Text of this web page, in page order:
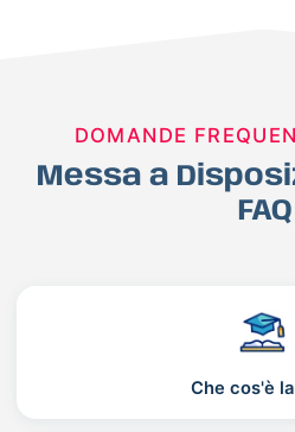
DOMANDE
Messa a
FAQ
Che cos'è